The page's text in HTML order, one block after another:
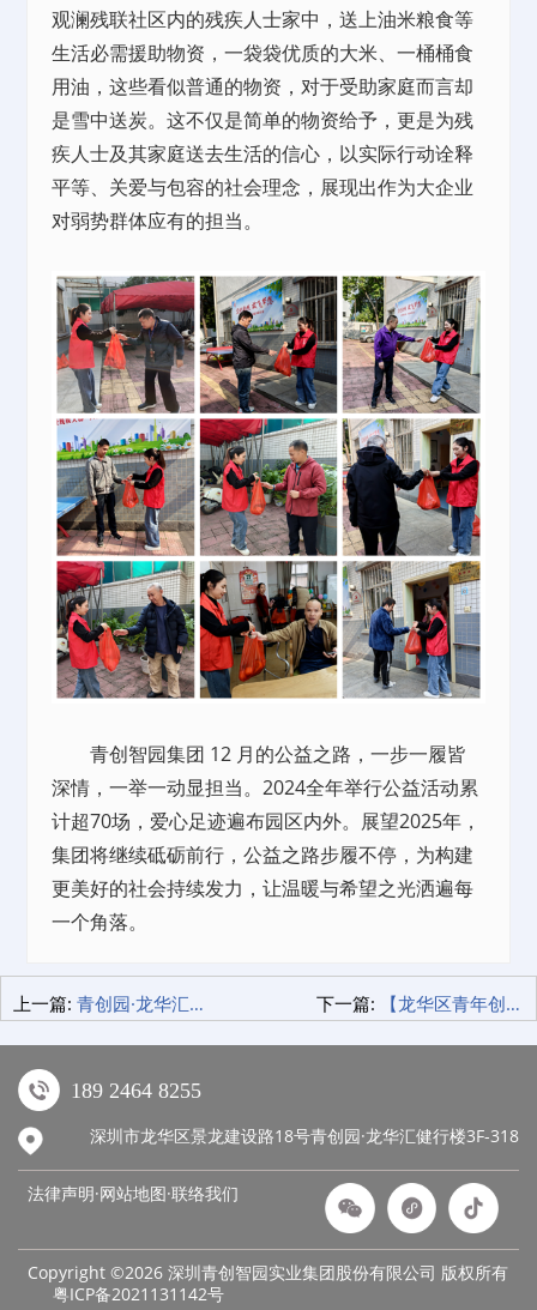
观澜残联社区内的残疾人士家中，送上油米粮食等
生活必需援助物资，一袋袋优质的大米、一桶桶食
用油，这些看似普通的物资，对于受助家庭而言却
是雪中送炭。这不仅是简单的物资给予，更是为残
疾人士及其家庭送去生活的信心，以实际行动诠释
平等、关爱与包容的社会理念，展现出作为大企业
对弱势群体应有的担当。
青创智园集团 12 月的公益之路，一步一履皆
深情，一举一动显担当。2024全年举行公益活动累
计超70场，爱心足迹遍布园区内外。展望2025年，
集团将继续砥砺前行，公益之路步履不停，为构建
更美好的社会持续发力，让温暖与希望之光洒遍每
一个角落。
上一篇: 青创园·龙华汇丨第三届湾区青创节圆满结束！静待下次相聚！重逢于更加璀璨的舞台！ 下一篇: 【龙华区青年创业驿站揭牌】丨携手创业新时代，共绘龙华创新图
189 2464 8255
深圳市龙华区景龙建设路18号青创园·龙华汇健行楼3F-318
法律声明·网站地图·联络我们
Copyright ©2026 深圳青创智园实业集团股份有限公司 版权所有
粤ICP备2021131142号